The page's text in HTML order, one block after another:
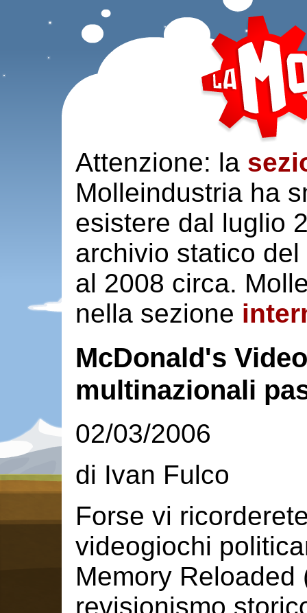
Attenzione: la
Molleindustria ha
esistere dal luglio
archivio statico del
al 2008 circa.
nella sezione
McDonald's
multinazionali
02/03/2006
di Ivan Fulco
Forse vi
videogiochi
Memory
revisionismo